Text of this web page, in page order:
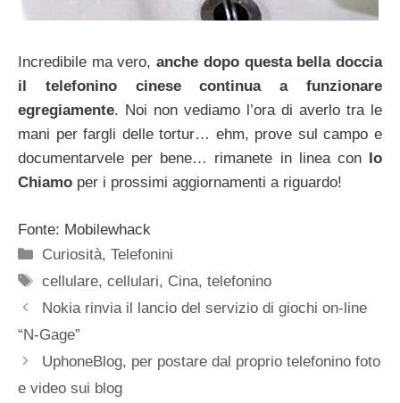
Incredibile ma vero,anche dopo questa bella doccia
il telefonino cinese continua a funzionare
egregiamente. Noi non vediamo l’ora di averlo tra le
mani per fargli delle tortur… ehm, prove sul campo e
documentarvele per bene… rimanete in linea con
Io
Chiamo per i prossimi aggiornamenti a riguardo!
Fonte: Mobilewhack
Categorie
Curiosità,Telefonini
Tag
cellulare,cellulari, Cina,telefonino
Nokia rinvia il lancio del servizio di giochi on-line
“N-Gage”
UphoneBlog, per postare dal proprio telefonino foto
e video sui blog